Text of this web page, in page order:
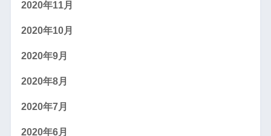
2020年11月
2020年10月
2020年9月
2020年8月
2020年7月
2020年6月